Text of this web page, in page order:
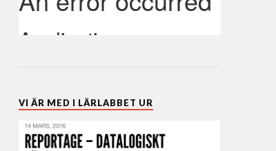
VI ÄR MED I LÄRLABBET UR